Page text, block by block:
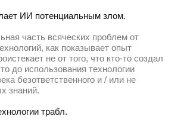
ИИ потенциальным злом.
часть всяческих проблем от
как показывает опыт
не от того, что кто-то создал
до использования технологии
безответственного и / или не
знаний.
трабл.